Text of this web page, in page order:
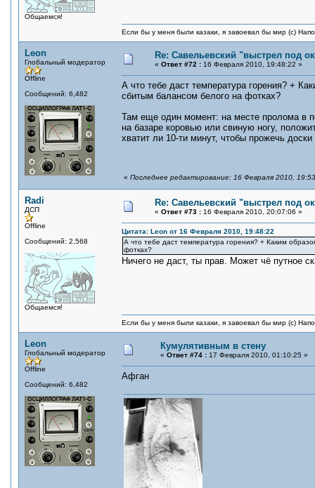
Общаемся!
Если бы у меня были казаки, я завоевал бы мир (с)
Leon
Глобальный модератор
Offline
Сообщений: 6,482
Re: Савельевский "выстрел под
« Ответ #72 : 16 Февраля 2010, 19:48:22 »
А что тебе даст температура горения? +
сбитым балансом белого на фотках?
Там еще один момент: на месте пролома в
на базаре коровью или свиную ногу,
хватит ли 10-ти минут, чтобы прожечь
« Последнее редактирование: 16 Февраля 2010,
Radi
ДСП
Offline
Сообщений: 2,568
Общаемся!
Re: Савельевский "выстрел под
« Ответ #73 : 16 Февраля 2010, 20:07:06 »
Цитата: Leon от 16 Февраля 2010, 19:48:22
А что тебе даст температура горения? + Каким
фотках?
Ничего не даст, ты прав. Может чё путное
Если бы у меня были казаки, я завоевал бы мир (с)
Leon
Глобальный модератор
Offline
Сообщений: 6,482
Кумулятивным в стену
« Ответ #74 : 17 Февраля 2010, 01:10:25 »
Афган